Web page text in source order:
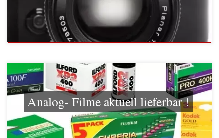
Analog- Filme aktuell lieferbar !